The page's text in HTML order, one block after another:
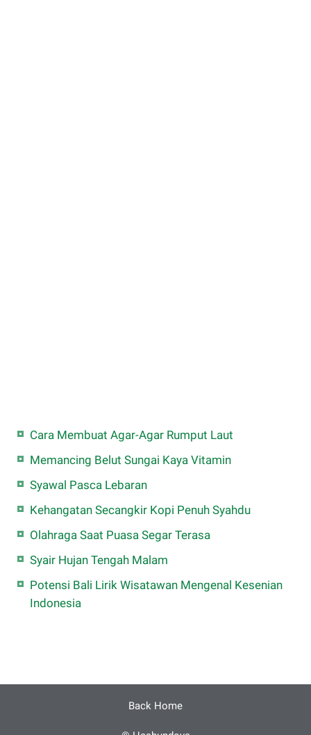
Cara Membuat Agar-Agar Rumput Laut
Memancing Belut Sungai Kaya Vitamin
Syawal Pasca Lebaran
Kehangatan Secangkir Kopi Penuh Syahdu
Olahraga Saat Puasa Segar Terasa
Syair Hujan Tengah Malam
Potensi Bali Lirik Wisatawan Mengenal Kesenian
Indonesia
Back Home